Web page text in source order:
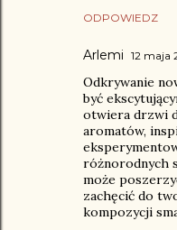
ODPOWIEDZ
Arlemi 12 maja
Odkrywanie
być
otwiera drzwi
aromatów,
różnorodnych
może
zachęcić do
kompozycji